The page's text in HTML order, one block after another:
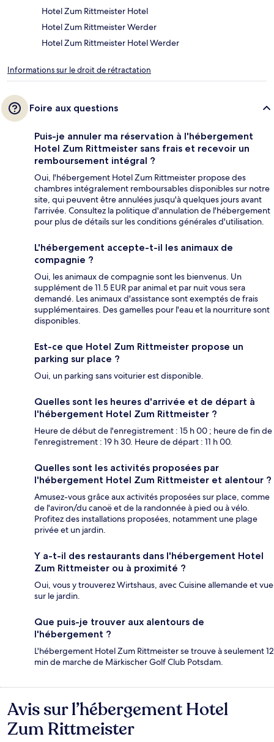
Hotel Zum Rittmeister Hotel
Hotel Zum Rittmeister Werder
Hotel Zum Rittmeister Hotel Werder
Informations sur le droit de rétractation
Foire aux questions
Puis-je annuler ma réservation à l'hébergement
Hotel Zum Rittmeister sans frais et recevoir un
remboursement intégral ?
Oui, l'hébergement Hotel Zum Rittmeister propose des
chambres intégralement remboursables disponibles sur notre
site, qui peuvent être annulées jusqu'à quelques jours avant
l'arrivée. Consultez la politique d'annulation de l'hébergement
pour plus de détails sur les conditions générales d'utilisation.
L'hébergement accepte-t-il les animaux de
compagnie ?
Oui, les animaux de compagnie sont les bienvenus. Un
supplément de 11.5 EUR par animal et par nuit vous sera
demandé. Les animaux d'assistance sont exemptés de frais
supplémentaires. Des gamelles pour l'eau et la nourriture sont
disponibles.
Est-ce que Hotel Zum Rittmeister propose un
parking sur place ?
Oui, un parking sans voiturier est disponible.
Quelles sont les heures d'arrivée et de départ à
l'hébergement Hotel Zum Rittmeister ?
Heure de début de l'enregistrement : 15 h 00 ; heure de fin de
l'enregistrement : 19 h 30. Heure de départ : 11 h 00.
Quelles sont les activités proposées par
l'hébergement Hotel Zum Rittmeister et alentour ?
Amusez-vous grâce aux activités proposées sur place, comme
de l'aviron/du canoë et de la randonnée à pied ou à vélo.
Profitez des installations proposées, notamment une plage
privée et un jardin.
Y a-t-il des restaurants dans l'hébergement Hotel
Zum Rittmeister ou à proximité ?
Oui, vous y trouverez Wirtshaus, avec Cuisine allemande et vue
sur le jardin.
Que puis-je trouver aux alentours de
l'hébergement ?
L'hébergement Hotel Zum Rittmeister se trouve à seulement 12
min de marche de Märkischer Golf Club Potsdam.
Avis
Avis sur l’hébergement Hotel
Zum Rittmeister